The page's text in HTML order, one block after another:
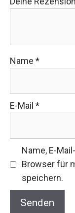
Deine Rezension
Name *
E-Mail *
Name, E-
Browser für
speichern.